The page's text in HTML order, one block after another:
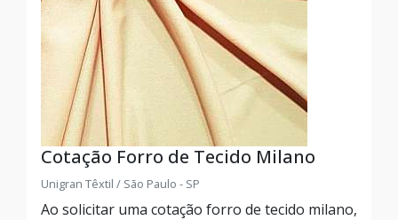
Cotação Forro de Tecido Milano
Unigran Têxtil / São Paulo - SP
Ao solicitar uma cotação forro de tecido milano,